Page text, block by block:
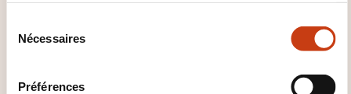
Nécessaires
Préférences
At the end of the training, the participants will
receive a certificate of attendance delivered by the